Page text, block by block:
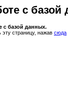
с базой
с базой данных.
страницу, нажав сюда